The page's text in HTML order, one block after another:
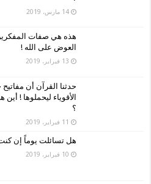
14 مارس، 2019
هذه هي صفات
العوض على الله !
13 فبراير، 2019
حدثنا القرآن أن
الأقوياء ليحملوها !
؟
11 فبراير، 2019
هل تسائلت يوماً إن
10 فبراير، 2019